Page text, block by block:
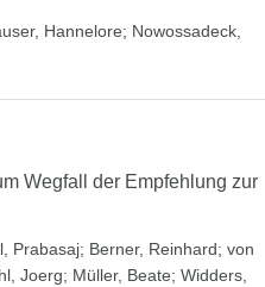
Hannelore; Nowossadeck,
Wegfall der Empfehlung zur
Prabasaj; Berner, Reinhard; von
Joerg; Müller, Beate; Widders,